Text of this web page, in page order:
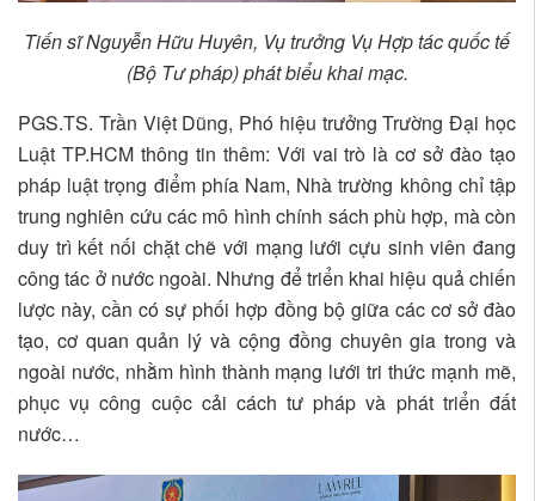
Tiến sĩ Nguyễn Hữu Huyên, Vụ trưởng Vụ Hợp tác quốc tế
(Bộ Tư pháp) phát biểu khai mạc.
PGS.TS. Trần Việt Dũng, Phó hiệu trưởng Trường Đại học
Luật TP.HCM thông tin thêm: Với vai trò là cơ sở đào tạo
pháp luật trọng điểm phía Nam, Nhà trường không chỉ tập
trung nghiên cứu các mô hình chính sách phù hợp, mà còn
duy trì kết nối chặt chẽ với mạng lưới cựu sinh viên đang
công tác ở nước ngoài. Nhưng để triển khai hiệu quả chiến
lược này, cần có sự phối hợp đồng bộ giữa các cơ sở đào
tạo, cơ quan quản lý và cộng đồng chuyên gia trong và
ngoài nước, nhằm hình thành mạng lưới tri thức mạnh mẽ,
phục vụ công cuộc cải cách tư pháp và phát triển đất
nước…